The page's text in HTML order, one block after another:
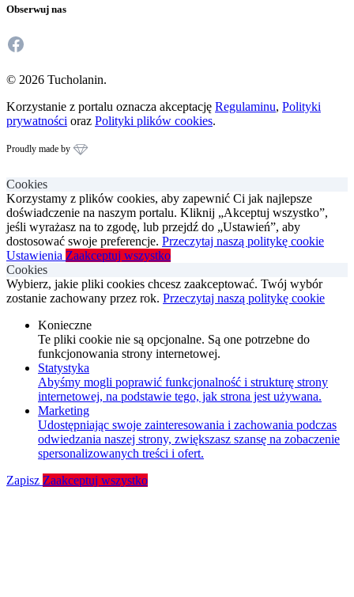
Obserwuj nas
Facebook
© 2026 Tucholanin.
Korzystanie z portalu oznacza akceptację Regulaminu, Polityki
prywatności oraz Polityki plików cookies.
Proudly made by
Cookies
Korzystamy z plików cookies, aby zapewnić Ci jak najlepsze
doświadczenie na naszym portalu. Kliknij „Akceptuj wszystko”,
jeśli wyrażasz na to zgodę, lub przejdź do „Ustawień”, aby
dostosować swoje preferencje. Przeczytaj naszą politykę cookie
Ustawienia Zaakceptuj wszystko
Cookies
Wybierz, jakie pliki cookies chcesz zaakceptować. Twój wybór
zostanie zachowany przez rok. Przeczytaj naszą politykę cookie
Konieczne
Te pliki cookie nie są opcjonalne. Są one potrzebne do
funkcjonowania strony internetowej.
Statystyka
Abyśmy mogli poprawić funkcjonalność i strukturę strony
internetowej, na podstawie tego, jak strona jest używana.
Marketing
Udostępniając swoje zainteresowania i zachowania podczas
odwiedzania naszej strony, zwiększasz szansę na zobaczenie
spersonalizowanych treści i ofert.
Zapisz Zaakceptuj wszystko